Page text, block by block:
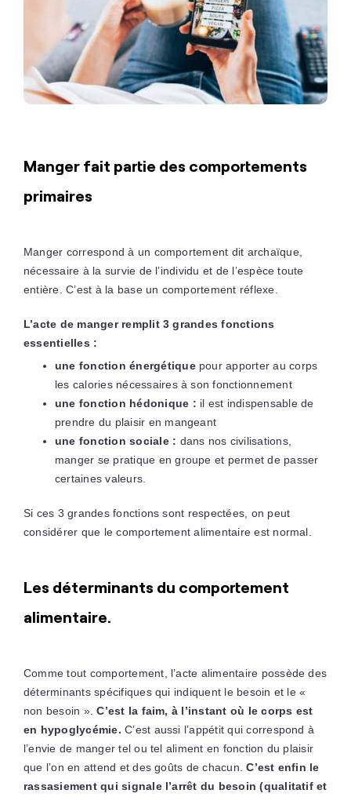
Manger fait partie des comportements
primaires
Manger correspond à un comportement dit archaïque,
nécessaire à la survie de l’individu et de l’espèce toute
entière. C’est à la base un comportement réflexe.
L’acte de manger remplit 3 grandes fonctions
essentielles :
une fonction énergétiquepour apporter au corps
les calories nécessaires à son fonctionnement
une fonction hédonique : il est indispensable de
prendre du plaisir en mangeant
une fonction sociale : dans nos civilisations,
manger se pratique en groupe et permet de passer
certaines valeurs.
Si ces 3 grandes fonctions sont respectées, on peut
considérer que le comportement alimentaire est normal.
Les déterminants du comportement
alimentaire.
Comme tout comportement, l’acte alimentaire possède des
déterminants spécifiques qui indiquent le besoin et le «
non besoin ».C’est la faim, à l’instant où le corps est
en hypoglycémie. C’est aussi l’appétit qui correspond à
l’envie de manger tel ou tel aliment en fonction du plaisir
que l’on en attend et des goûts de chacun.C’est enfin le
rassasiement qui signale l’arrêt du besoin (qualitatif et